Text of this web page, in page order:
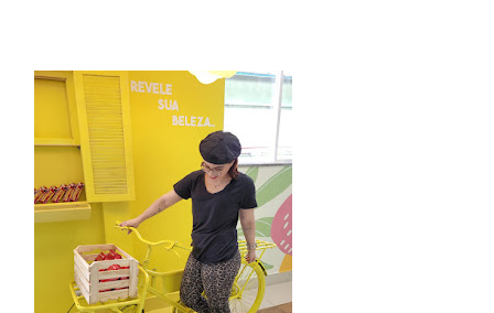
Condicionador
Açucarando: Shampoo
Condicionador Novex